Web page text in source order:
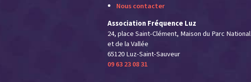
Nous contacter
Association Fréquence Luz
24, place Saint-Clément, Maison du Parc National
et de la Vallée
65120 Luz-Saint-Sauveur
09 63 23 08 31